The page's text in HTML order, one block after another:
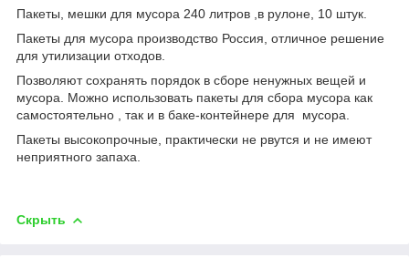
Пакеты, мешки для мусора 240 литров ,в рулоне, 10 штук.
Пакеты для мусора производство Россия, отличное решение
для утилизации отходов.
Позволяют сохранять порядок в сборе ненужных вещей и
мусора. Можно использовать пакеты для сбора мусора как
самостоятельно , так и в баке-контейнере для мусора.
Пакеты высокопрочные, практически не рвутся и не имеют
неприятного запаха.
Скрыть